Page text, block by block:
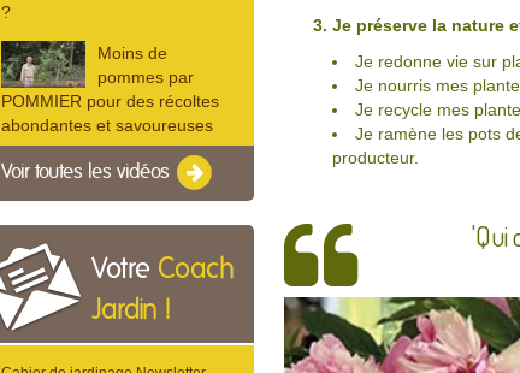
?
Moins de
pommes par
POMMIER pour des récoltes
abondantes et savoureuses
Voir toutes les vidéos
Votre Coach
Jardin !
3. Je préserve la nature
Je redonne vie sur
Je nourris mes
Je recycle mes
Je ramène les pots
producteur.
'Qui